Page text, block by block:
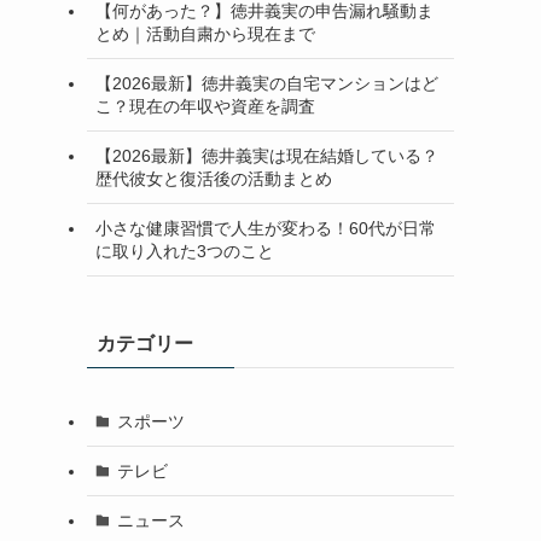
【何があった？】徳井義実の申告漏れ騒動ま
とめ｜活動自粛から現在まで
【2026最新】徳井義実の自宅マンションはど
こ？現在の年収や資産を調査
【2026最新】徳井義実は現在結婚している？
歴代彼女と復活後の活動まとめ
小さな健康習慣で人生が変わる！60代が日常
に取り入れた3つのこと
カテゴリー
スポーツ
テレビ
ニュース